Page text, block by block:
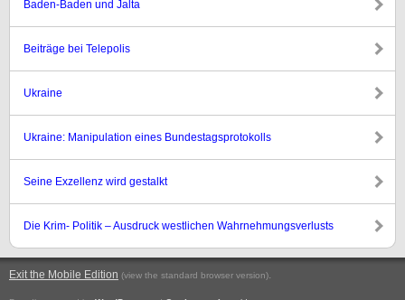
Baden-Baden und Jalta
Beiträge bei Telepolis
Ukraine
Ukraine: Manipulation eines Bundestagsprotokolls
Seine Exzellenz wird gestalkt
Die Krim- Politik – Ausdruck westlichen Wahrnehmungsverlusts
Exit the Mobile Edition (view the standard browser version).